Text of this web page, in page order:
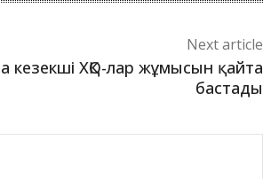
Next article
кезекші ХҚО-лар жұмысын қайта
бастады